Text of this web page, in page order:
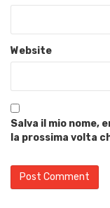
Website
Salva il mio nome,
la prossima volta